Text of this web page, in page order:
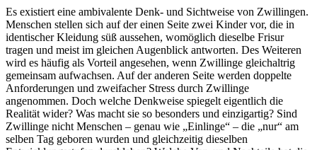
Es existiert eine ambivalente Denk- und Sichtweise von Zwillingen.
Menschen stellen sich auf der einen Seite zwei Kinder vor, die in
identischer Kleidung süß aussehen, womöglich dieselbe Frisur
tragen und meist im gleichen Augenblick antworten. Des Weiteren
wird es häufig als Vorteil angesehen, wenn Zwillinge gleichaltrig
gemeinsam aufwachsen. Auf der anderen Seite werden doppelte
Anforderungen und zweifacher Stress durch Zwillinge
angenommen. Doch welche Denkweise spiegelt eigentlich die
Realität wider? Was macht sie so besonders und einzigartig? Sind
Zwillinge nicht Menschen – genau wie „Einlinge“ – die „nur“ am
selben Tag geboren wurden und gleichzeitig dieselben